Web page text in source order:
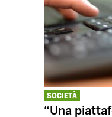
SOCIETÀ
“Una